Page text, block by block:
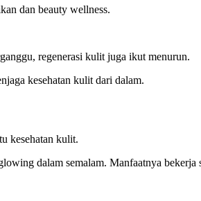
dan beauty wellness.
regenerasi kulit juga ikut menurun.
kesehatan kulit dari dalam.
kesehatan kulit.
dalam semalam. Manfaatnya bekerja